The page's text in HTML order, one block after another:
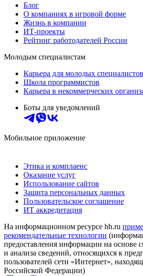
Блог
О компаниях в игровой форме
Жизнь в компании
ИТ-проекты
Рейтинг работодателей России
Молодым специалистам
Карьера для молодых специалистов
Школа программистов
Карьера в некоммерческих
Боты для уведомлений
Мобильное приложение
Этика и комплаенс
Оказание услуг
Использование сайтов
Защита персональных данных
Пользовательское соглашение
ИТ аккредитация
На информационном ресурсе hh.ru
рекомендательные технологии
предоставления информации на основе
и анализа сведений, относящихся к
пользователей сети «Интернет»,
Российской Федерации)